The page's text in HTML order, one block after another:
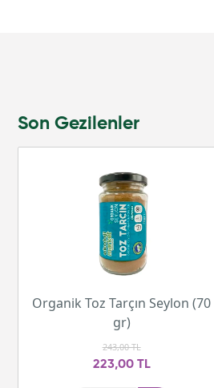
Son Gezilenler
Organik Toz Tarçın Seylon (70
gr)
243,00 TL
223,00 TL